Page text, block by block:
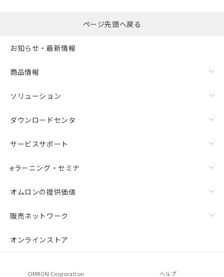
ページ先頭へ戻る
お知らせ・最新情報
商品情報
ソリューション
ダウンロードセンタ
サービスサポート
eラーニング・セミナ
オムロンの提供価値
販売ネットワーク
オンラインストア
OMRON Corporation ヘルプ